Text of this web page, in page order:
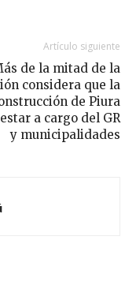
Artículo siguiente
de la mitad de la
considera que la
de Piura
a cargo del GR
y municipalidades